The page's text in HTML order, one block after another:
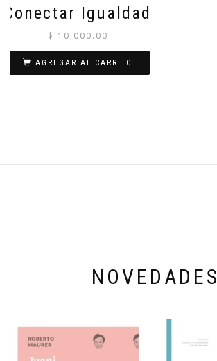
Conectar Igualdad
$ 10,000.00
AGREGAR AL CARRITO
NOVEDADES